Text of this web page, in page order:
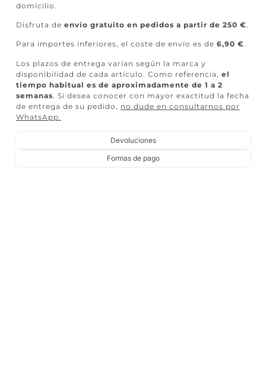
Devoluciones
Formas de pago
domicilio.
Disfruta de envío gratuito en pedidos a partir de 250 €.
Para importes inferiores, el coste de envío es de 6,90 €.
Los plazos de entrega varían según la marca y
disponibilidad de cada artículo. Como referencia, el
tiempo habitual es de aproximadamente de 1 a 2
semanas . Si desea conocer con mayor exactitud la fecha
de entrega de su pedido, no dude en consultarnos por
WhatsApp